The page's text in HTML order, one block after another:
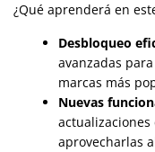
¿Qué aprenderá en
Desbloqueo
avanzadas
marcas más
Nuevas
actualizaciones
aprovecharlas